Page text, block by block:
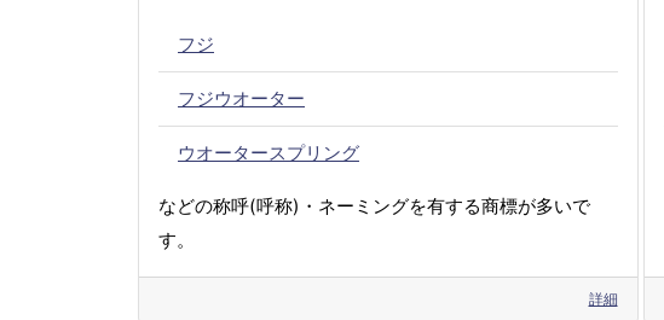
フジ
フジウオーター
ウオータースプリング
などの称呼(呼称)・ネーミングを有する商標が多いで
す。
詳細